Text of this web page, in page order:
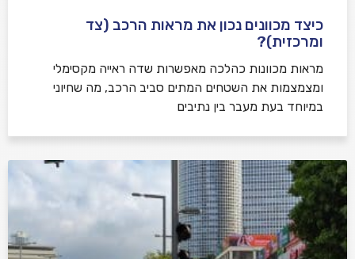
כיצד מכוונים נכון את מראות הרכב (צד
ומרכזית)?
מראות מכוונות כהלכה מאפשרות שדה ראייה מקסימלי
ומצמצמות את השטחים המתים סביב הרכב, מה שחיוני
במיוחד בעת מעבר בין נתיבים